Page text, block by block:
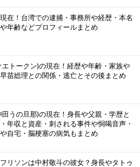
在！台湾での逮捕・事務所や経歴・本名
年齢などプロフィールまとめ
エトークン)の現在！経歴や年齢・家族や
苗総理との関係・逃亡とその後まとめ
うの旦那)の現在！身長や父親・学歴と
年収と資産・刺される事件や恫喝音声・
自宅・脳梗塞の病気もまとめ
リソンは中村敬斗の彼女？身長やタトゥ